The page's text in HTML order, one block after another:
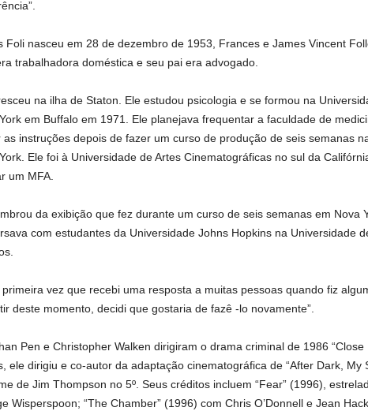
Foli nasceu em 28 de dezembro de 1953, Frances e James Vincent
trabalhadora doméstica e seu pai era advogado.
na ilha de Staton. Ele estudou psicologia e se formou na
em Buffalo em 1971. Ele planejava frequentar a faculdade de
as instruções depois de fazer um curso de produção de seis semanas
Ele foi à Universidade de Artes Cinematográficas no sul da
um MFA.
da exibição que fez durante um curso de seis semanas em Nova
com estudantes da Universidade Johns Hopkins na Universidade
primeira vez que recebi uma resposta a muitas pessoas quando fiz
deste momento, decidi que gostaria de fazê -lo novamente”.
Pen e Christopher Walken dirigiram o drama criminal de 1986 “Close
ele dirigiu e co-autor da adaptação cinematográfica de “After Dark, My
de Jim Thompson no 5º. Seus créditos incluem “Fear” (1996),
Wisperspoon; “The Chamber” (1996) com Chris O’Donnell e Jean